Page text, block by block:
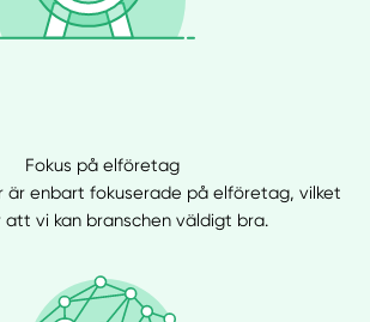
Fokus på elföretag
är enbart fokuserade på elföretag, vilket
vi kan branschen väldigt bra.